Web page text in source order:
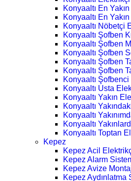
Konyaaltı En
Konyaaltı En
Konyaaltı Nöbetçi
Konyaaltı Şofben
Konyaaltı Şofben
Konyaaltı Şofben
Konyaaltı Şofben
Konyaaltı Şofben
Konyaaltı Şofbenci
Konyaaltı Usta
Konyaaltı Yakın
Konyaaltı
Konyaaltı
Konyaaltı
Konyaaltı Toptan
Kepez
Kepez Acil
Kepez Alarm
Kepez Avize
Kepez Aydınlatma